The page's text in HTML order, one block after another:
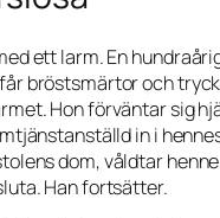
ett larm. En
bröstsmärtor och
Hon förväntar sig
in i
dom, våldtar
Han fortsätter.